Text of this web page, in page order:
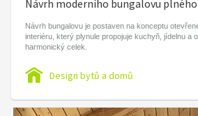
Návrh moderního bungalovu
Návrh bungalovu je postaven na konceptu
interiéru, který plynule propojuje kuchyň, jídelnu a
harmonický celek.
Design bytů a domů